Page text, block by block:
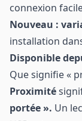
connexion
Nouveau :
installation
Disponible
Que signifie «
Proximité
portée ». Un